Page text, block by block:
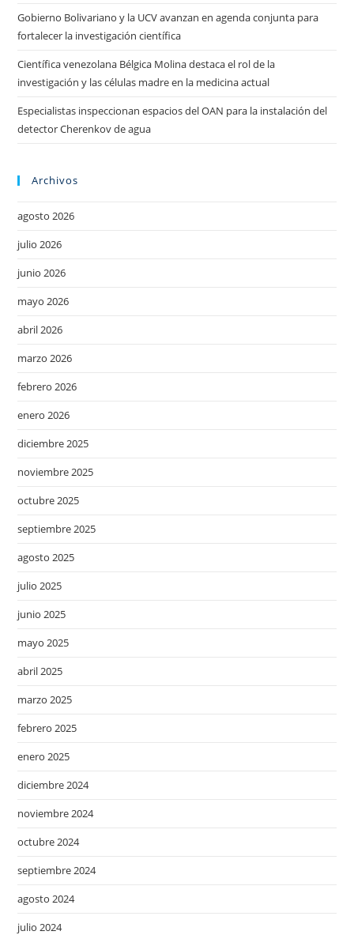
Gobierno Bolivariano y la UCV avanzan en agenda conjunta para
fortalecer la investigación científica
Científica venezolana Bélgica Molina destaca el rol de la
investigación y las células madre en la medicina actual
Especialistas inspeccionan espacios del OAN para la instalación del
detector Cherenkov de agua
Archivos
agosto 2026
julio 2026
junio 2026
mayo 2026
abril 2026
marzo 2026
febrero 2026
enero 2026
diciembre 2025
noviembre 2025
octubre 2025
septiembre 2025
agosto 2025
julio 2025
junio 2025
mayo 2025
abril 2025
marzo 2025
febrero 2025
enero 2025
diciembre 2024
noviembre 2024
octubre 2024
septiembre 2024
agosto 2024
julio 2024